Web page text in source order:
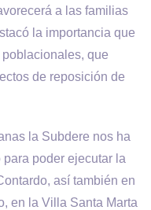
a las familias
la importancia que
que
de reposición de
la Subdere nos ha
poder ejecutar la
así también en
en la Villa Santa Marta